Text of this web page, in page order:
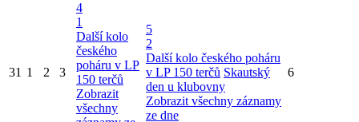
31 1 2 3
4
1
Další kolo
českého
poháru v LP
150 terčů
Zobrazit
všechny
5
2
Další kolo českého poháru
v LP 150 terčů Skautský
den u klubovny
Zobrazit všechny záznamy
ze dne
6